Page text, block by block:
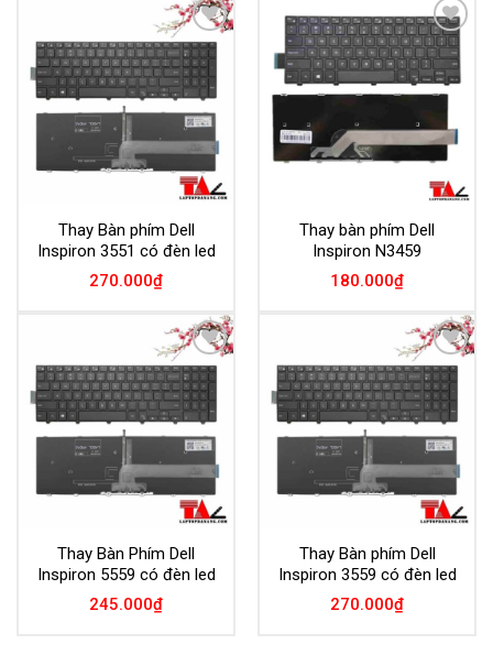
Add to
Wishlist
Thay Bàn phím Dell
Inspiron 3551 có đèn led
270.000₫
Add to
Wishlist
Thay bàn phím Dell
Inspiron N3459
180.000₫
Add to
Wishlist
Thay Bàn Phím Dell
Inspiron 5559 có đèn led
245.000₫
Add to
Wishlist
Thay Bàn phím Dell
Inspiron 3559 có đèn led
270.000₫